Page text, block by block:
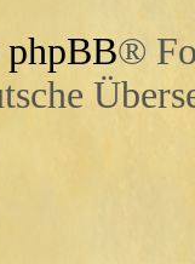
phpBB®